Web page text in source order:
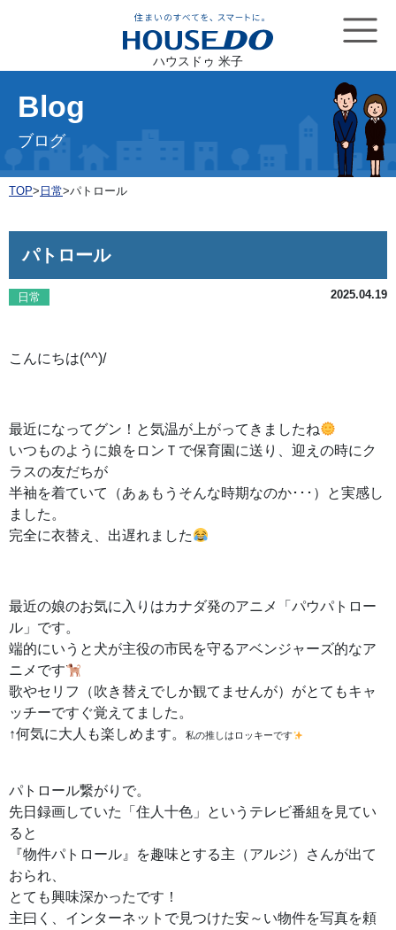
ハウスドゥ 米子
Blog
ブログ
TOP> 日常>パトロール
パトロール
日常 2025.04.19
こんにちは(^^)/
最近になってグン！と気温が上がってきましたね
いつものように娘をロンＴで保育園に送り、迎えの時にク
ラスの友だちが
半袖を着ていて（あぁもうそんな時期なのか･･･）と実感し
ました。
完全に衣替え、出遅れました
最近の娘のお気に入りはカナダ発のアニメ「パウパトロー
ル」です。
端的にいうと犬が主役の市民を守るアベンジャーズ的なア
ニメです
歌やセリフ（吹き替えでしか観てませんが）がとてもキャ
ッチーですぐ覚えてました。
↑何気に大人も楽しめます。
私の推しはロッキーです
パトロール繋がりで。
先日録画していた「住人十色」というテレビ番組を見てい
ると
『物件パトロール』を趣味とする主（アルジ）さんが出て
おられ、
とても興味深かったです！
主曰く、インターネットで見つけた安～い物件を写真を頼